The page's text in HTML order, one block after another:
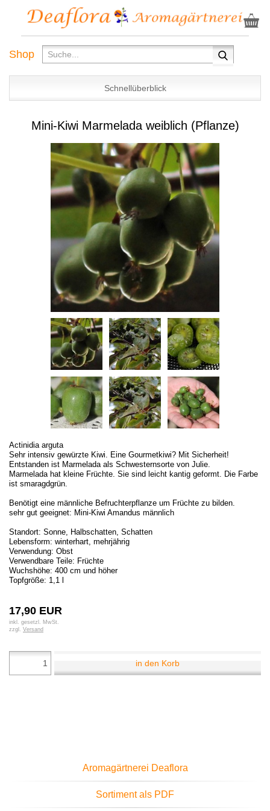
Shop
Schnellüberblick
Mini-Kiwi Marmelada weiblich (Pflanze)
Actinidia arguta
Sehr intensiv gewürzte Kiwi. Eine Gourmetkiwi? Mit Sicherheit!
Entstanden ist Marmelada als Schwesternsorte von Julie.
Marmelada hat kleine Früchte. Sie sind leicht kantig geformt. Die Farbe
ist smaragdgrün.
Benötigt eine männliche Befruchterpflanze um Früchte zu bilden.
sehr gut geeignet: Mini-Kiwi Amandus männlich
Standort: Sonne, Halbschatten, Schatten
Lebensform: winterhart, mehrjährig
Verwendung: Obst
Verwendbare Teile: Früchte
Wuchshöhe: 400 cm und höher
Topfgröße: 1,1 l
17,90 EUR
inkl. gesetzl. MwSt.
zzgl. Versand
in den Korb
Aromagärtnerei Deaflora
Sortiment als PDF